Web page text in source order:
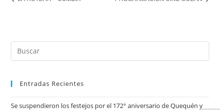
Entradas Recientes
Se suspendieron los festejos por el 172° aniversario de Quequén y